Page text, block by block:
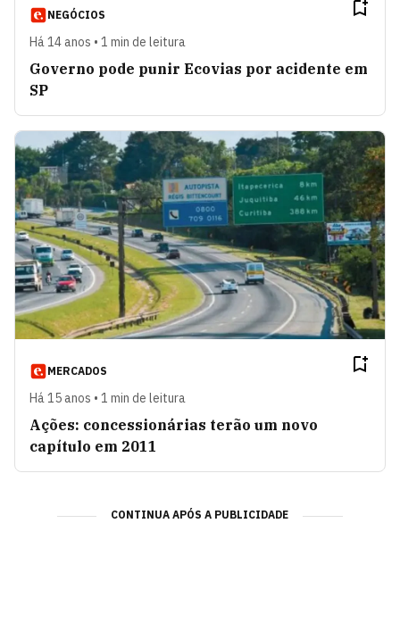
NEGÓCIOS
Há 14 anos • 1 min de leitura
Governo pode punir Ecovias por acidente em
SP
MERCADOS
Há 15 anos • 1 min de leitura
Ações: concessionárias terão um novo
capítulo em 2011
CONTINUA APÓS A PUBLICIDADE